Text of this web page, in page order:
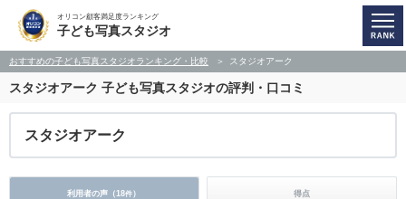
オリコン顧客満足度ランキング
子ども写真スタジオ
おすすめの子ども写真スタジオランキング・比較 スタジオアーク
スタジオアーク 子ども写真スタジオの評判・口コミ
スタジオアーク
利用者の声（18件） 得点